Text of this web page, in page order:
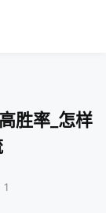
胜率_怎样
1